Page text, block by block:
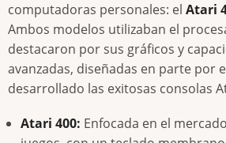
computadoras personales: el Atari
Ambos modelos utilizaban el
destacaron por sus gráficos y
avanzadas, diseñadas en parte por
desarrollado las exitosas consolas
Atari 400: Enfocada en el